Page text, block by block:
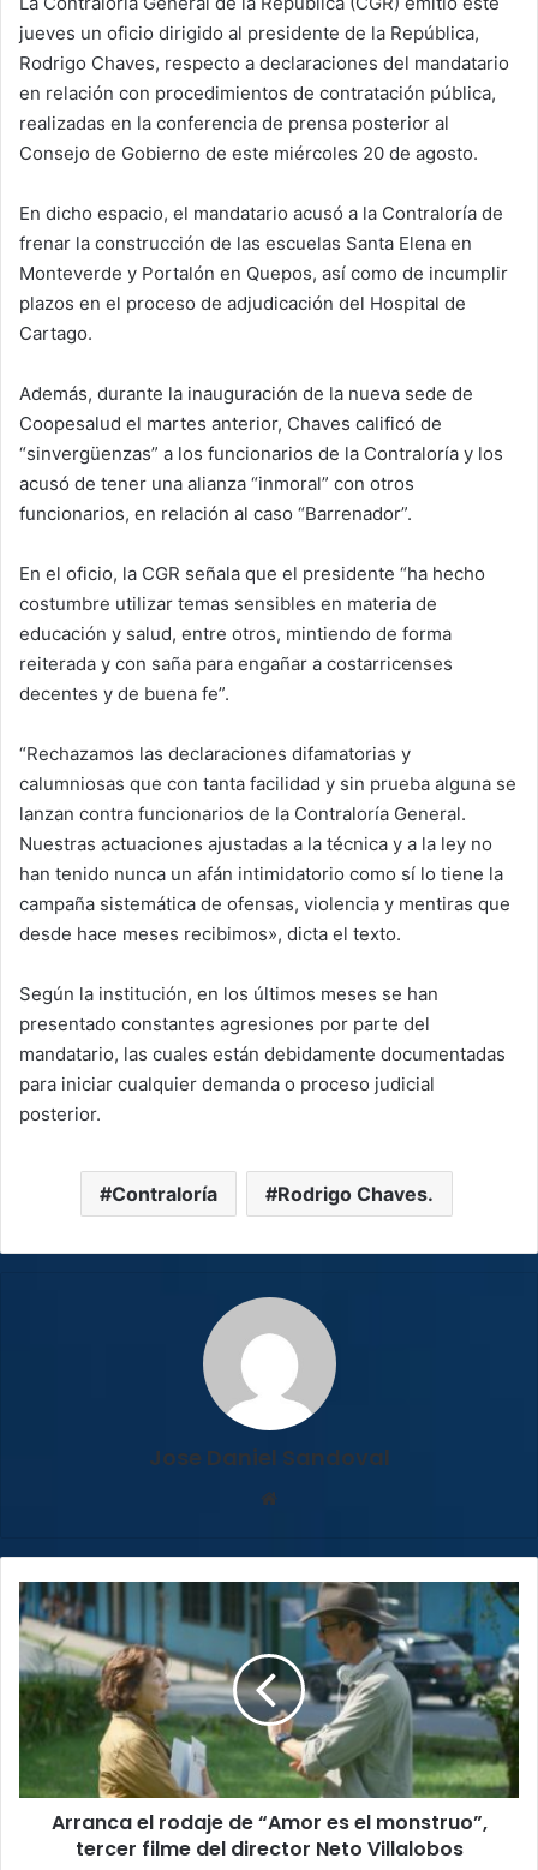
jueves un oficio dirigido al presidente de la República,
Rodrigo Chaves, respecto a declaraciones del mandatario
en relación con procedimientos de contratación pública,
realizadas en la conferencia de prensa posterior al
Consejo de Gobierno de este miércoles 20 de agosto.
En dicho espacio, el mandatario acusó a la Contraloría de
frenar la construcción de las escuelas Santa Elena en
Monteverde y Portalón en Quepos, así como de incumplir
plazos en el proceso de adjudicación del Hospital de
Cartago.
Además, durante la inauguración de la nueva sede de
Coopesalud el martes anterior, Chaves calificó de
“sinvergüenzas” a los funcionarios de la Contraloría y los
acusó de tener una alianza “inmoral” con otros
funcionarios, en relación al caso “Barrenador”.
En el oficio, la CGR señala que el presidente “ha hecho
costumbre utilizar temas sensibles en materia de
educación y salud, entre otros, mintiendo de forma
reiterada y con saña para engañar a costarricenses
decentes y de buena fe”.
“Rechazamos las declaraciones difamatorias y
calumniosas que con tanta facilidad y sin prueba alguna se
lanzan contra funcionarios de la Contraloría General.
Nuestras actuaciones ajustadas a la técnica y a la ley no
han tenido nunca un afán intimidatorio como sí lo tiene la
campaña sistemática de ofensas, violencia y mentiras que
desde hace meses recibimos», dicta el texto.
Según la institución, en los últimos meses se han
presentado constantes agresiones por parte del
mandatario, las cuales están debidamente documentadas
para iniciar cualquier demanda o proceso judicial
posterior.
Contraloría Rodrigo Chaves.
Jose Daniel Sandoval
Arranca
el
rodaje
de
“Amor
es
el
monstruo”,
tercer
Arranca el rodaje de “Amor es el monstruo”,
tercer filme del director Neto Villalobos